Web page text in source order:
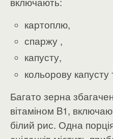
картоплю,
спаржу ,
капусту,
кольорову
Багато зерна
вітаміном B1,
білий рис. Одна